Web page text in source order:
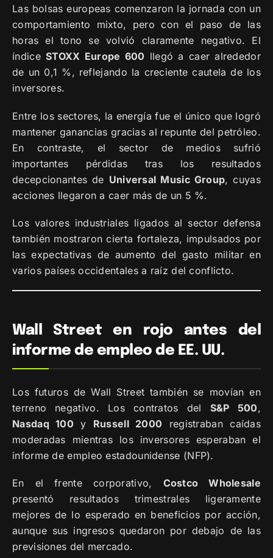
Las bolsas europeas comenzaron la jornada con un
comportamiento mixto, pero con el paso de las
horas el tono se volvió claramente negativo. El
índice STOXX Europe 600 llegó a caer alrededor
de un 0,1 %, reflejando la creciente cautela de los
inversores.
Entre los sectores, la energía fue el único que logró
mantener ganancias gracias al repunte del petróleo.
En contraste, el sector de medios sufrió
importantes pérdidas tras los resultados
decepcionantes de Universal Music Group, cuyas
acciones llegaron a caer más de un 5 %.
Los valores industriales ligados al sector defensa
también mostraron cierta fortaleza, impulsados por
las expectativas de aumento del gasto militar en
varios países occidentales a raíz del conflicto.
Wall Street en rojo antes del
informe de empleo de EE. UU.
Los futuros de Wall Street también se movían en
terreno negativo. Los contratos del S&P 500,
Nasdaq 100 y Russell 2000 registraban caídas
moderadas mientras los inversores esperaban el
informe de empleo estadounidense (NFP).
En el frente corporativo, Costco Wholesale
presentó resultados trimestrales ligeramente
mejores de lo esperado en beneficios por acción,
aunque sus ingresos quedaron por debajo de las
previsiones del mercado.